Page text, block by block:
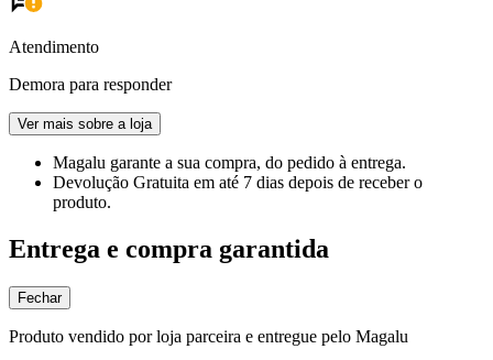
Atendimento
Demora para responder
Ver mais sobre a loja
Magalu garante a sua compra, do pedido à entrega.
Devolução Gratuita em até 7 dias depois de receber o
produto.
Entrega e compra garantida
Fechar
Produto vendido por loja parceira e entregue pelo Magalu